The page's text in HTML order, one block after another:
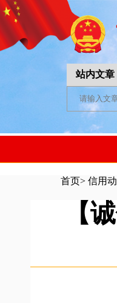
站内文章
首页> 信用
【